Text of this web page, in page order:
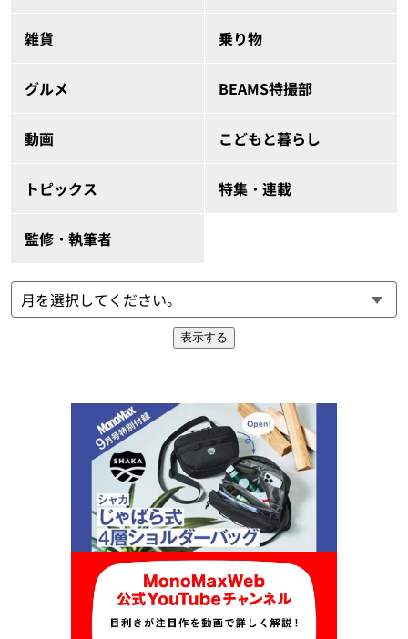
雑貨 乗り物
グルメ BEAMS特撮部
動画 こどもと暮らし
トピックス 特集・連載
監修・執筆者
表示する